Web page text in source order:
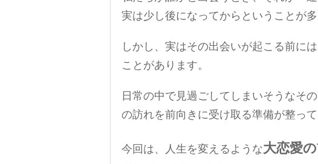
実は少し後になってからということが多
しかし、実はその出会いが起こる前に
ことがあります。
日常の中で見過ごしてしまいそうなそ
の訪れを前向きに受け取る準備が整っ
今回は、人生を変えるような大恋愛